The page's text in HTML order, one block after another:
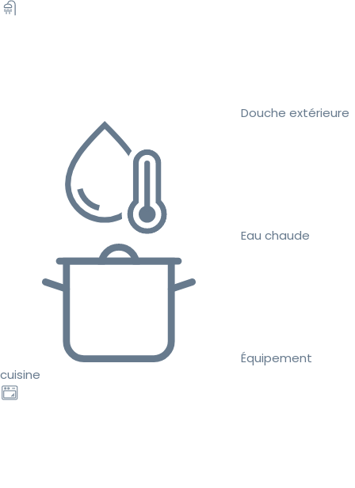
Douche extérieure
Eau chaude
Équipement
cuisine